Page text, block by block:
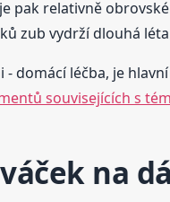
pak relativně
zub vydrží dlouhá
- domácí léčba, je
souvisejících s
na